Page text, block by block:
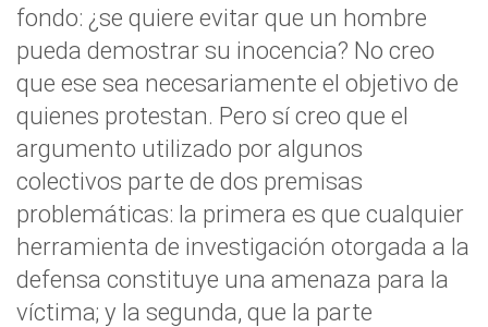
fondo: ¿se quiere evitar que un hombre
pueda demostrar su inocencia? No creo
que ese sea necesariamente el objetivo de
quienes protestan. Pero sí creo que el
argumento utilizado por algunos
colectivos parte de dos premisas
problemáticas: la primera es que cualquier
herramienta de investigación otorgada a la
defensa constituye una amenaza para la
víctima; y la segunda, que la parte